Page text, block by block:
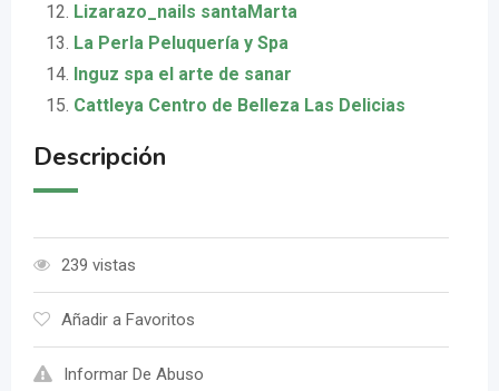
Lizarazo_nails santaMarta
La Perla Peluquería y Spa
Inguz spa el arte de sanar
Cattleya Centro de Belleza Las Delicias
Descripción
239 vistas
Añadir a Favoritos
Informar De Abuso